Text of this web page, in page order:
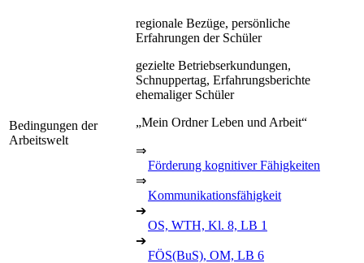
Bedingungen der
Arbeitswelt
regionale Bezüge, persönliche
Erfahrungen der Schüler
gezielte Betriebserkundungen,
Schnuppertag, Erfahrungsberichte
ehemaliger Schüler
„Mein Ordner Leben und Arbeit“
⇒
Förderung kognitiver Fähigkeiten
⇒
Kommunikationsfähigkeit
➔
OS, WTH, Kl. 8, LB 1
➔
FÖS(BuS), OM, LB 6